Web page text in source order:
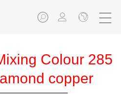
Colour 285
copper